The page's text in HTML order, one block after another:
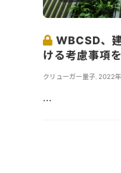
WBCSD、
ける考慮事項
クリューガー量子 2022
...